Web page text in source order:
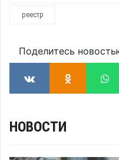
реестр
Поделитесь
НОВОСТИ